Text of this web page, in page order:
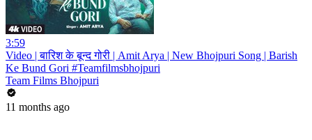
3:59
Video | बारिश के बून्द गोरी | Amit Arya | New Bhojpuri Song | Barish
Ke Bund Gori #Teamfilmsbhojpuri
Team Films Bhojpuri
11 months ago